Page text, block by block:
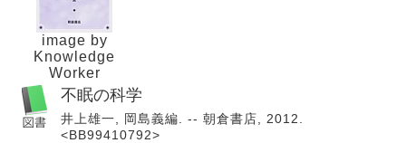
image by
Knowledge
Worker
不眠の科学
井上雄一, 岡島義編. -- 朝倉書店, 2012.
<BB99410792>